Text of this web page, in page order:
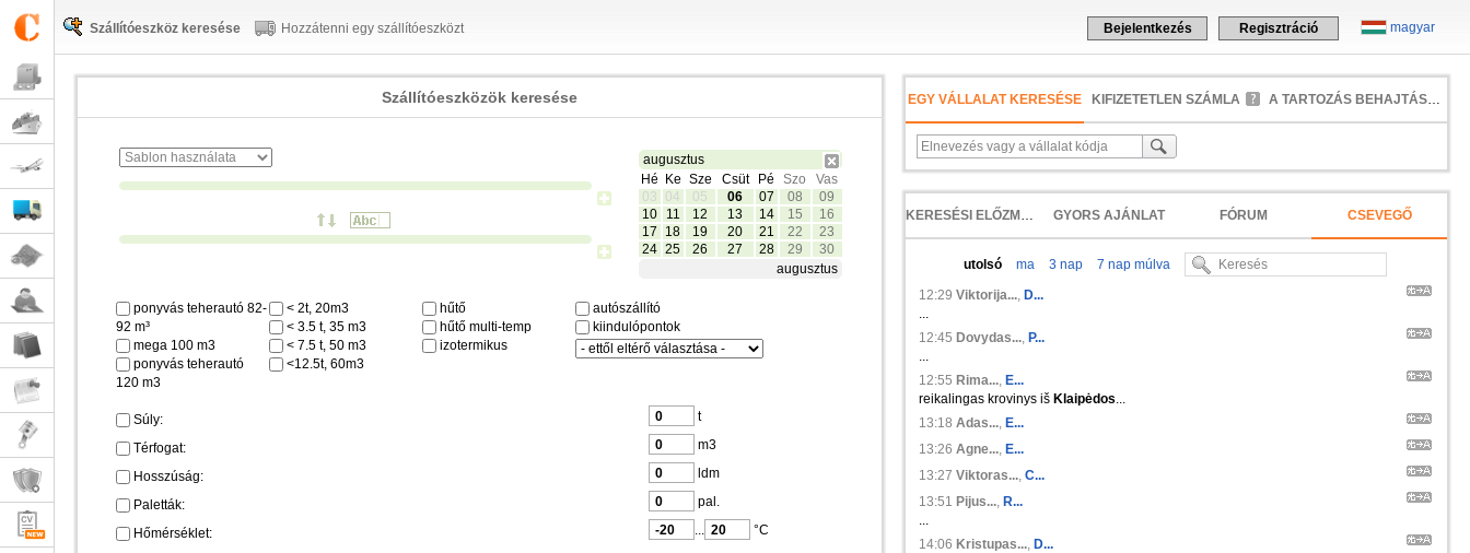
magyar
Bejelentkezés Regisztráció
Szállítóeszköz keresése Hozzátenni egy szállítóeszközt
Szállítóeszközök keresése
augusztus
Hé
Ke Sze Csüt Pé Szo
Vas
03
04 05 06 07 08
09
10
11 12 13 14 15
16
17
18 19 20 21 22
23
24 25 26 27 28 29
30
augusztus
ponyvás teherautó 82-
92 m³
mega 100 m3
ponyvás teherautó
120 m3
< 2t, 20m3
< 3.5 t, 35 m3
< 7.5 t, 50 m3
<12.5t, 60m3
hűtő
hűtő multi-temp
izotermikus
autószállító
kiindulópontok
Súly: t
Térfogat: m3
Hosszúság: ldm
Paletták: pal.
Hőmérséklet: °C
EGY VÁLLALAT KERESÉSE KIFIZETETLEN SZÁMLA A TARTOZÁS BEHAJTÁSA
KERESÉSI ELŐZMÉNYEK GYORS AJÁNLAT FÓRUM CSEVEGŐ
utolsó ma 3 nap
7 nap múlva
12:29 Viktorija..., D...
...
12:45 Dovydas..., P...
...
12:55 Rima..., E...
reikalingas krovinys iš Klaipėdos...
13:18 Adas..., E...
13:26 Agne..., E...
13:27 Viktoras..., C...
13:51 Pijus..., R...
...
14:06 Kristupas..., D...